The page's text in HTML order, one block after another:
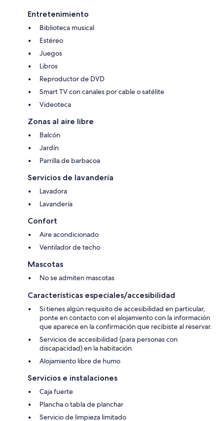
Entretenimiento
Biblioteca musical
Estéreo
Juegos
Libros
Reproductor de DVD
Smart TV con canales por cable o satélite
Videoteca
Zonas al aire libre
Balcón
Jardín
Parrilla de barbacoa
Servicios de lavandería
Lavadora
Lavandería
Confort
Aire acondicionado
Ventilador de techo
Mascotas
No se admiten mascotas
Características especiales/accesibilidad
Si tienes algún requisito de accesibilidad en particular,
ponte en contacto con el alojamiento con la información
que aparece en la confirmación que recibiste al reservar.
Servicios de accesibilidad (para personas con
discapacidad) en la habitación
Alojamiento libre de humo
Servicios e instalaciones
Caja fuerte
Plancha o tabla de planchar
Servicio de limpieza limitado